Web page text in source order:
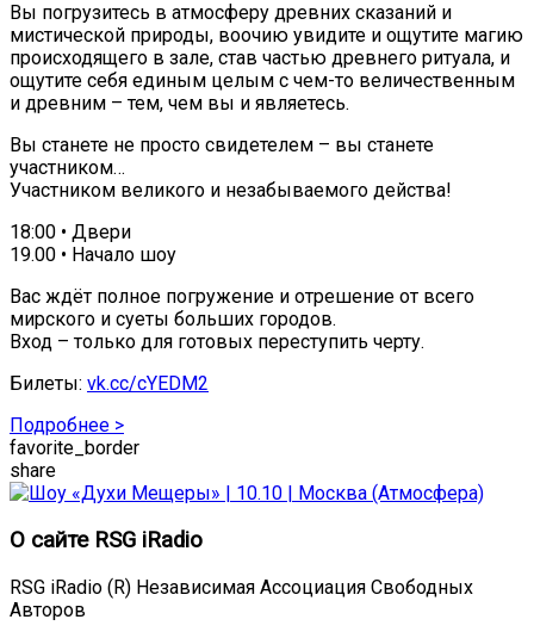
Вы погрузитесь в атмосферу древних сказаний и
мистической природы, воочию увидите и ощутите магию
происходящего в зале, став частью древнего ритуала, и
ощутите себя единым целым с чем-то величественным
и древним – тем, чем вы и являетесь.
Вы станете не просто свидетелем – вы станете
участником…
Участником великого и незабываемого действа!
18:00 • Двери
19.00 • Начало шоу
Вас ждёт полное погружение и отрешение от всего
мирского и суеты больших городов.
Вход – только для готовых переступить черту.
Билеты: vk.cc/cYEDM2
Подробнее >
favorite_border
share
О сайте RSG iRadio
RSG iRadio (R) Независимая Ассоциация Свободных
Авторов